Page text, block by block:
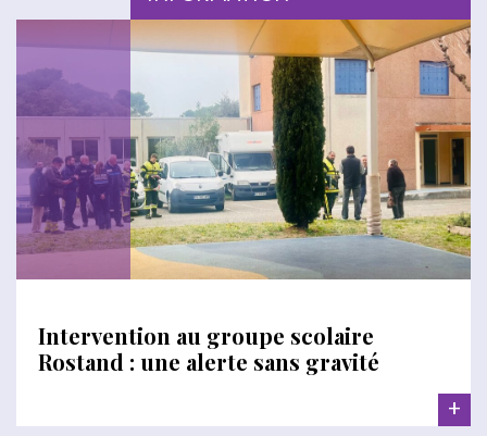
Intervention au groupe scolaire
Rostand : une alerte sans gravité
+